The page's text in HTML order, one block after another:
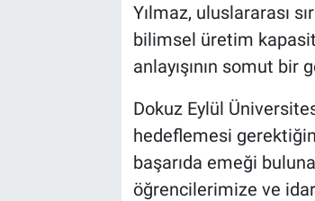
Yılmaz, uluslararası
bilimsel üretim
anlayışının somut
Dokuz Eylül
hedeflemesi
başarıda emeği
öğrencilerimize ve